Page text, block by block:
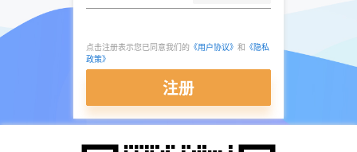
点击注册表示您已同意我们的 《用户协议》 和 《隐私
政策》
注册